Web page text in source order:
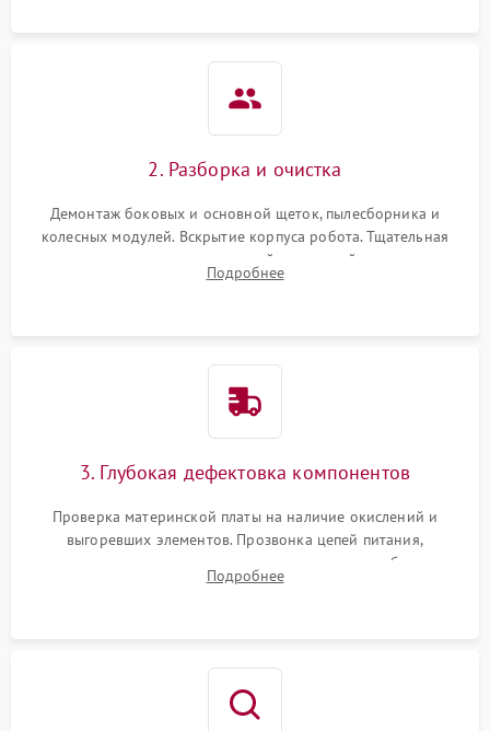
2. Разборка и очистка
Демонтаж боковых и основной щеток, пылесборника и
колесных модулей. Вскрытие корпуса робота. Тщательная
очистка внутренних полостей, шестерней и плат от
скопившейся пыли, волос и шерсти животных с
Подробнее
3. Глубокая дефектовка компонентов
Проверка материнской платы на наличие окислений и
выгоревших элементов. Прозвонка цепей питания,
тестирование приводных моторов колес и турбины
всасывания. Оценка состояния оптических и инфракрасных
Подробнее